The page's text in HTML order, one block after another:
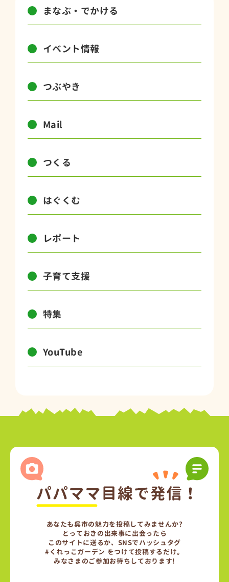
まなぶ・でかける
イベント情報
つぶやき
Mail
つくる
はぐくむ
レポート
子育て支援
特集
YouTube
あなたも呉市の魅力を投稿してみませんか?
とっておきの出来事に出会ったら
このサイトに送るか、SNSでハッシュタグ
#くれっこガーデン をつけて投稿するだけ。
みなさまのご参加お待ちしております!